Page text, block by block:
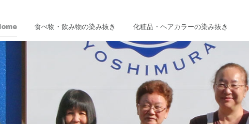
食べ物・飲み物の染み抜き 化粧品・ヘアカラーの染み抜き